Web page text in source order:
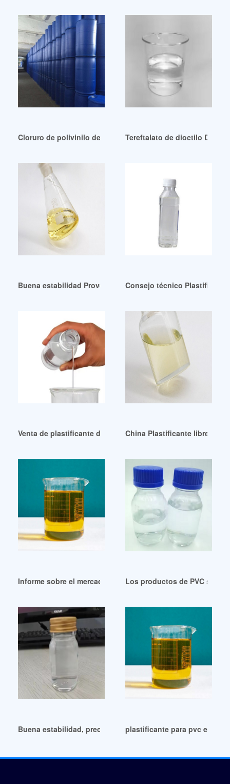
Cloruro de polivinilo de alta pureza y plastificantes
Tereftalato de dioctilo DOTP
Buena estabilidad Proveedores de Plastificante Dop
Consejo técnico
Venta de plastificante de triacetina ATBC de buena calidad
China Plastificante libre de
Informe sobre el mercado mundial de ventas de
Los productos de PVC son
Buena estabilidad, precio barato y plastificante de PVC.
plastificante para pvc esbo